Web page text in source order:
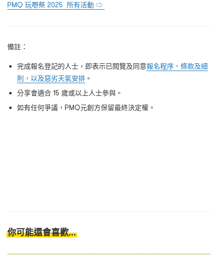
PMQ 玩嘢祭 2025 所有活動 ⇨
備註：
完成報名登記的人士，即表示已閱覽及同意報名程序、條款及細
則，以及惡劣天氣安排 。
分享會適合 15 歲或以上人士參與。
如有任何爭議，PMQ元創方保留最終決定權。
你可能還會喜歡...